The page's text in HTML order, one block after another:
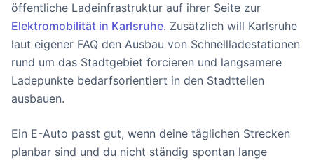
öffentliche Ladeinfrastruktur auf ihrer Seite zur
Elektromobilität in Karlsruhe. Zusätzlich will Karlsruhe
laut eigener FAQ den Ausbau von Schnellladestationen
rund um das Stadtgebiet forcieren und langsamere
Ladepunkte bedarfsorientiert in den Stadtteilen
ausbauen.
Ein E-Auto passt gut, wenn deine täglichen Strecken
planbar sind und du nicht ständig spontan lange